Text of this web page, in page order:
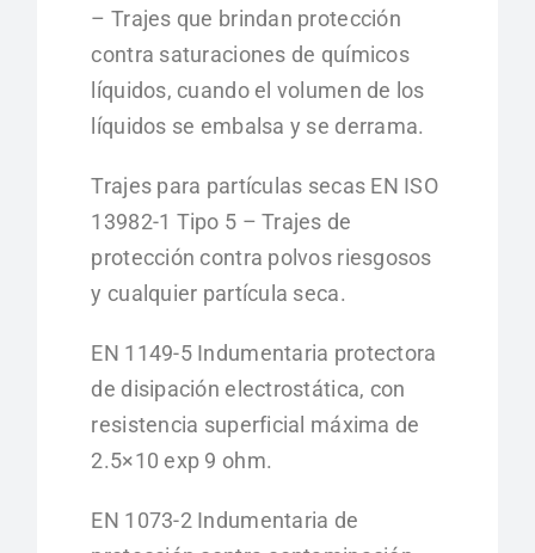
– Trajes que brindan protección
contra saturaciones de químicos
líquidos, cuando el volumen de los
líquidos se embalsa y se derrama.
Trajes para partículas secas EN ISO
13982-1 Tipo 5 – Trajes de
protección contra polvos riesgosos
y cualquier partícula seca.
EN 1149-5 Indumentaria protectora
de disipación electrostática, con
resistencia superficial máxima de
2.5×10 exp 9 ohm.
EN 1073-2 Indumentaria de